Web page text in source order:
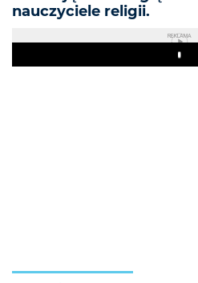
nauczyciele religii.
REKLAMA